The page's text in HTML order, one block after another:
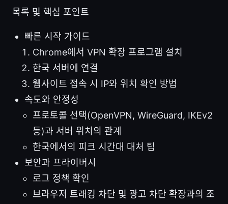
목록 및 핵심 포인트
빠른 시작 가이드
Chrome에서 VPN 확장 프로그램 설치
한국 서버에 연결
웹사이트 접속 시 IP와 위치 확인 방법
속도와 안정성
프로토콜 선택(OpenVPN, WireGuard, IKEv2
등)과 서버 위치의 관계
한국에서의 피크 시간대 대처 팁
보안과 프라이버시
로그 정책 확인
브라우저 트래킹 차단 및 광고 차단 확장과의 조